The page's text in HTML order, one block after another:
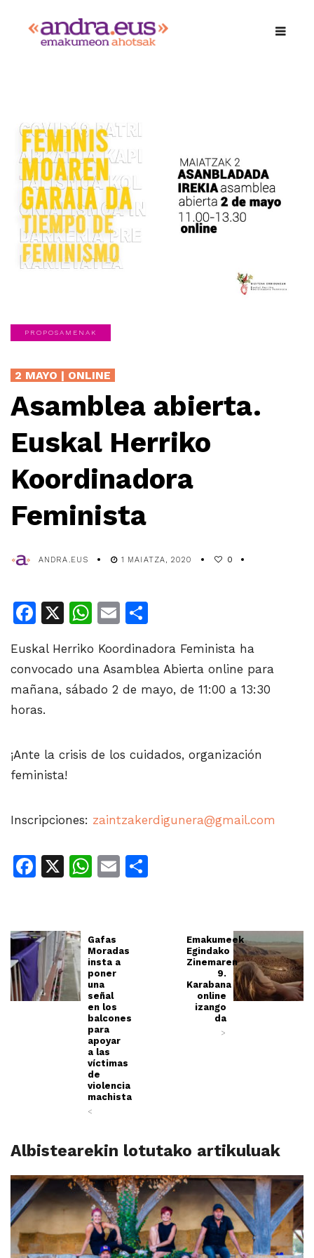
PROPOSAMENAK
2 MAYO | ONLINE
Asamblea abierta.
Euskal Herriko
Koordinadora
Feminista
ANDRA.EUS 1 MAIATZA, 2020 0
Facebook
X WhatsApp
Email
Euskal Herriko Koordinadora Feminista ha
convocado una Asamblea Abierta online para
mañana, sábado 2 de mayo, de 11:00 a 13:30
horas.
¡Ante la crisis de los cuidados, organización
feminista!
Inscripciones: zaintzakerdigunera@gmail.com
Facebook
X WhatsApp
Email
Gafas
Moradas
insta a
poner
una
señal
en los
balcones
para
apoyar
a las
víctimas
de
violencia
machista
<
Emakumeek
Egindako
Zinemaren
9.
Karabana
online
izango
da
>
Albistearekin lotutako artikuluak